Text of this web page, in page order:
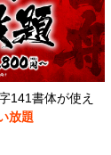
141書体が使え
放題